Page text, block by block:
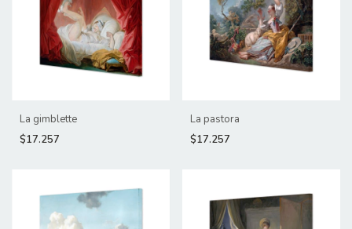
La gimblette
$17.257
La pastora
$17.257